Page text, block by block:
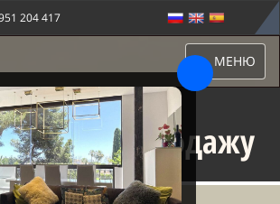
204 417
МЕНЮ
на продажу